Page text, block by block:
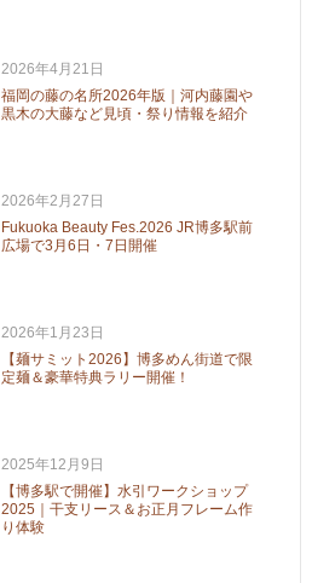
2026年4月21日
福岡の藤の名所2026年版｜河内藤園や
黒木の大藤など見頃・祭り情報を紹介
2026年2月27日
Fukuoka Beauty Fes.2026 JR博多駅前
広場で3月6日・7日開催
2026年1月23日
【麺サミット2026】博多めん街道で限
定麺＆豪華特典ラリー開催！
2025年12月9日
【博多駅で開催】水引ワークショップ
2025｜干支リース＆お正月フレーム作
り体験